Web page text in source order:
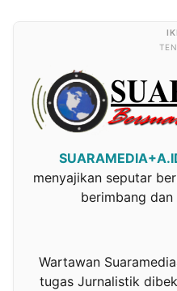
menyajikan seputar
berimbang
Wartawan
tugas Jurnalistik